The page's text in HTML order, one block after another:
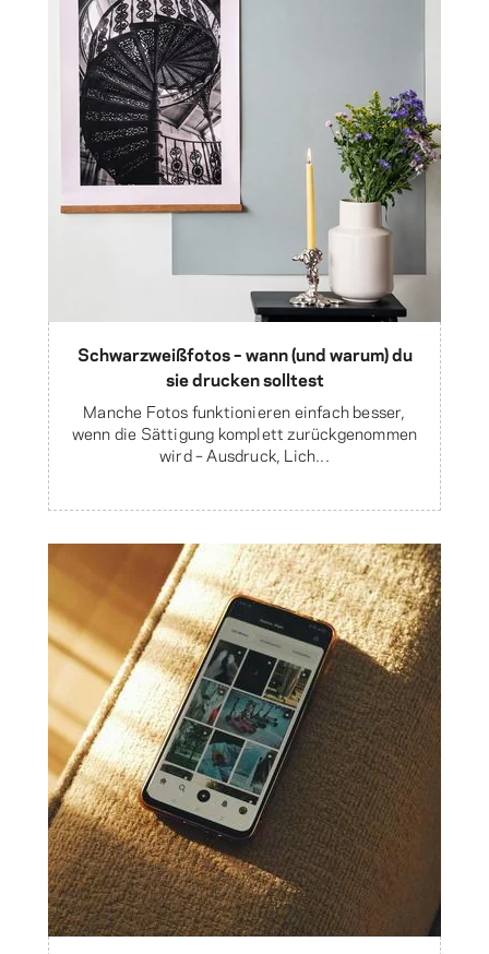
Schwarzweißfotos – wann (und warum) du
sie drucken solltest
Manche Fotos funktionieren einfach besser,
wenn die Sättigung komplett zurückgenommen
wird – Ausdruck, Lich...